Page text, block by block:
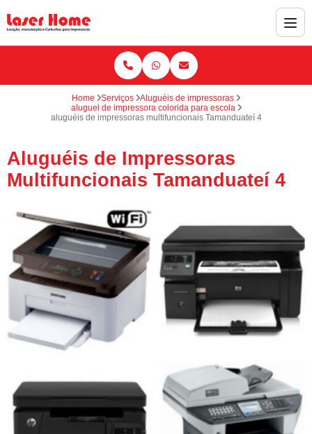
Home Serviços
Aluguéis de impressoras
aluguel de impressora colorida para escola
aluguéis de impressoras multifuncionais Tamanduateí 4
Aluguéis de Impressoras
Multifuncionais Tamanduateí 4